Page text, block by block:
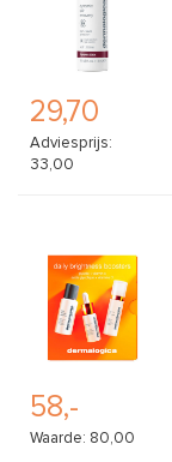
29,70
Adviesprijs:
33,00
58,-
Waarde: 80,00